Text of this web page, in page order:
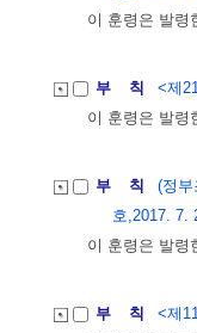
이 훈령은 발령
부 칙
<제
이 훈령은 발령
부 칙
(정
호,2017. 7.
이 훈령은 발령
부 칙
<제